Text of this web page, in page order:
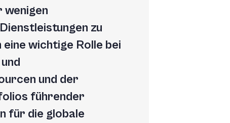
wenigen
zu
wichtige Rolle bei
und der
führender
für die globale